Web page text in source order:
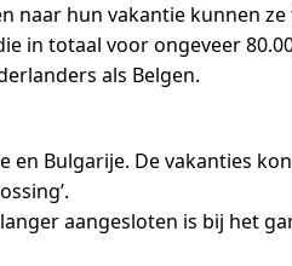
naar hun vakantie kunnen ze
in totaal voor ongeveer
als Belgen.
Bulgarije. De vakanties
aangesloten is bij het